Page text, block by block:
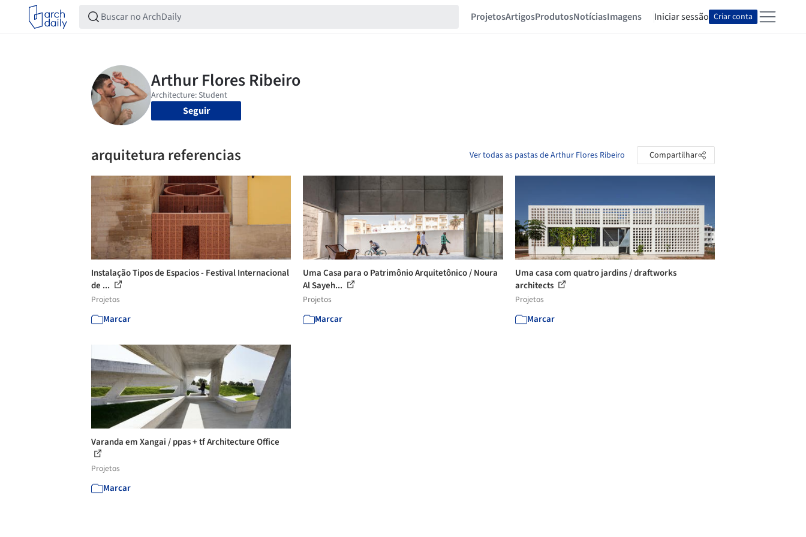
ProjetosArtigosProdutosNotíciasImagens Iniciar sessão Criar conta
Seguir
arquitetura referencias Ver todas as pastas de Arthur Flores Ribeiro Compartilhar
Instalação Tipos de Espacios - Festival Internacional
de ...
Projetos
Marcar
Uma Casa para o Patrimônio Arquitetônico / Noura
Al Sayeh...
Projetos
Marcar
Uma casa com quatro jardins / draftworks
architects
Projetos
Marcar
Varanda em Xangai / ppas + tf Architecture Office
Projetos
Marcar